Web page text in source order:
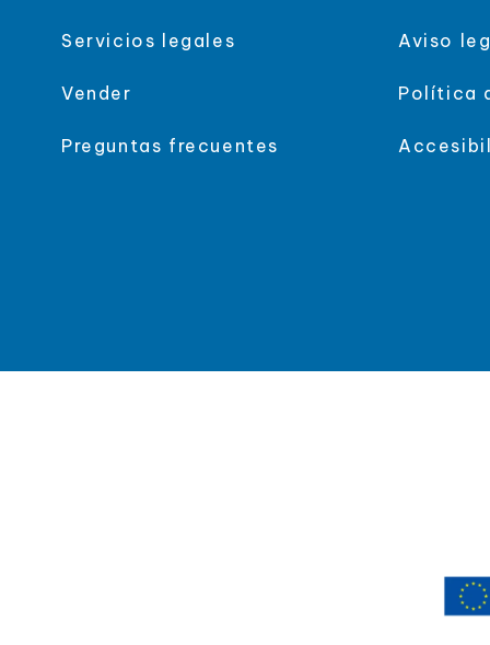
Servicios legales
Vender
Preguntas frecuentes
Aviso
Política